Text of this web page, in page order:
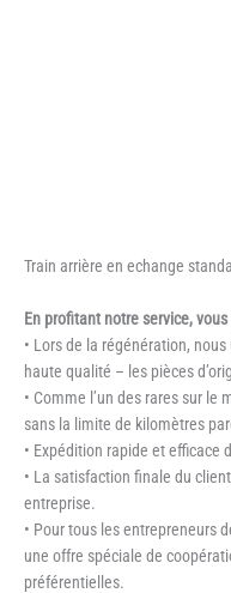
Train arrière en echange
En profitant notre service,
• Lors de la régénération,
haute qualité – les pièces
• Comme l’un des rares sur
sans la limite de kilomètres
• Expédition rapide et efficace
• La satisfaction finale du
entreprise.
• Pour tous les entrepreneurs
une offre spéciale de
préférentielles.